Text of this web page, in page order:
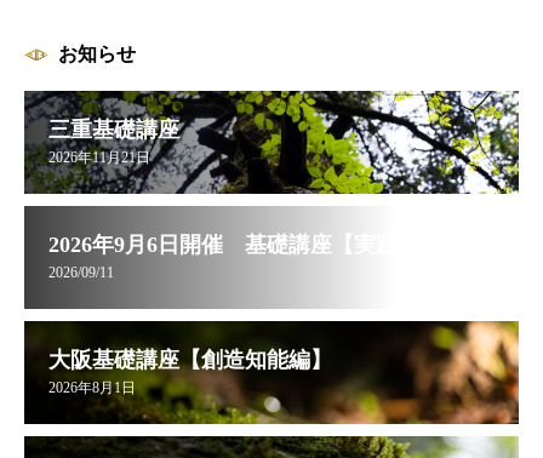
お知らせ
三重基礎講座
2026年11月21日
2026/09/11
大阪基礎講座【創造知能編】
2026年8月1日